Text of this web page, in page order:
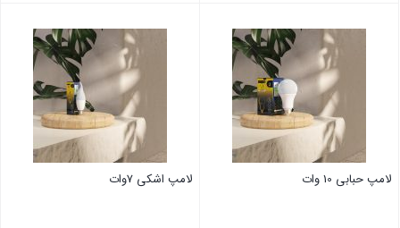
لامپ حبابی 10 وات لامپ اشکی 7وات